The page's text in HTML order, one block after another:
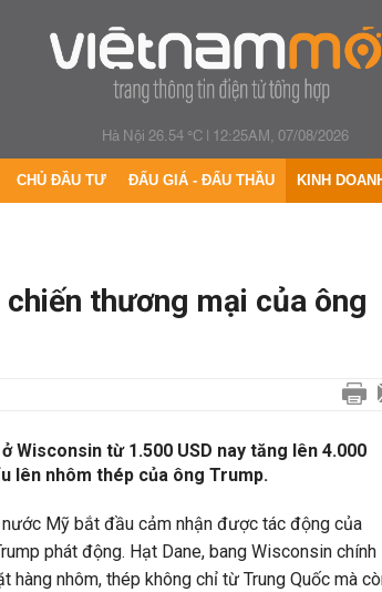
Hà Nội 26.54 °C| 12:25AM, 07/08/2026
CHỦ ĐẦU TƯ ĐẤU GIÁ - ĐẤU THẦU KINH
thương mại của ông
Wisconsin từ 1.500 USD nay tăng lên 4.000
lên nhôm thép của ông Trump.
Mỹ bắt đầu cảm nhận được tác động của
phát động. Hạt Dane, bang Wisconsin chính
hàng nhôm, thép không chỉ từ Trung Quốc mà